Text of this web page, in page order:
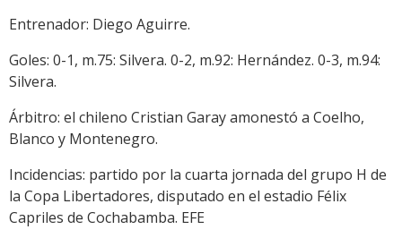
Entrenador: Diego Aguirre.
Goles: 0-1, m.75: Silvera. 0-2, m.92: Hernández. 0-3, m.94:
Silvera.
Árbitro: el chileno Cristian Garay amonestó a Coelho,
Blanco y Montenegro.
Incidencias: partido por la cuarta jornada del grupo H de
la Copa Libertadores, disputado en el estadio Félix
Capriles de Cochabamba. EFE